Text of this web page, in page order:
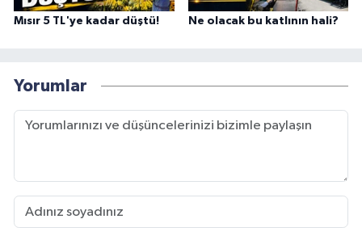
Mısır 5 TL'ye kadar düştü! Ne olacak bu katlının hali?
Yorumlar